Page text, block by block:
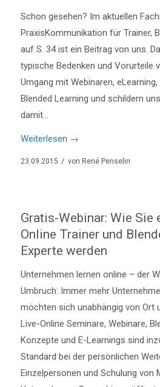
Schon gesehen? Im aktuellen
PraxisKommunikation für Trainer,
auf S. 34 ist ein Beitrag von uns.
typische Bedenken und Vorurteile
Umgang mit Webinaren,
Blended Learning und schildern
damit…
Weiterlesen →
23.09.2015 / von René Penselin
Gratis-Webinar: Wie Sie
Online Trainer und
Experte werden
Unternehmen lernen online – der
Umbruch: Immer mehr
möchten sich unabhängig von Ort
Live-Online Seminare, Webinare,
Konzepte und E-Learnings sind
Standard bei der persönlichen
Einzelpersonen und Schulung von